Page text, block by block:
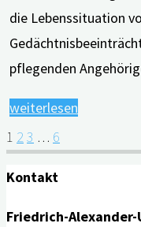
die Lebenssituation
pflegenden
weiterlesen
und
digitalen
1 2 3 … 6
Kontakt
Friedrich-